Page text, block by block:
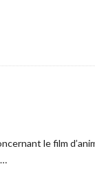
le film
…